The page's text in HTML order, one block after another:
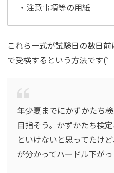
・注意事項等の用紙
これら一式が試験日の数日
で受検するという方法です(
年少夏までにかずかたち
目指そう。かずかたち検
といけないと思ってたけ
が分かってハードル下が